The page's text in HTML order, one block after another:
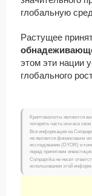
глобальную
Растущее
этом эти нации
глобального
Криптовалюты являются
потерять часть или все
Вся информация на
не является финансовым
исследование (DYOR) и
перед принятием
Coinpaprika не несет
использования этой